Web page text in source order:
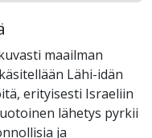
maailman
Lähi-idän
erityisesti Israeliin
lähetys pyrkii
ja